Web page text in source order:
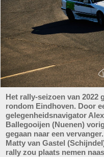
Het rally-seizoen van 2022
rondom Eindhoven. Door
gelegenheidsnavigator
Ballegooijen (Nuenen)
gegaan naar een
Matty van Gastel
rally zou plaats nemen